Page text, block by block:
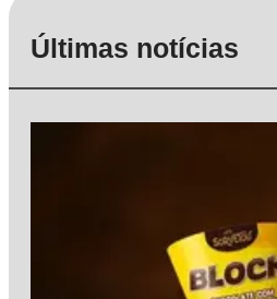
Últimas notícias